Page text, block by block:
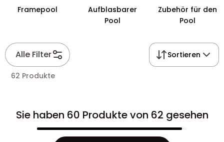
Framepool
Aufblasbarer
Pool
Zubehör für den
Pool
Alle Filter Sortieren
62 Produkte
Sie haben 60 Produkte von 62 gesehen